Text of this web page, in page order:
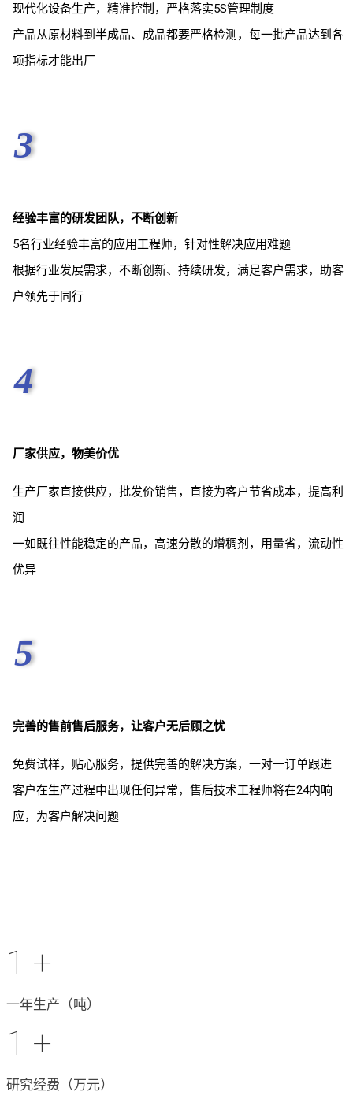
现代化设备生产，精准控制，严格落实5S管理制度
产品从原材料到半成品、成品都要严格检测，每一批产品达到各
项指标才能出厂
3
经验丰富的研发团队，不断创新
5名行业经验丰富的应用工程师，针对性解决应用难题
根据行业发展需求，不断创新、持续研发，满足客户需求，助客
户领先于同行
4
厂家供应，物美价优
生产厂家直接供应，批发价销售，直接为客户节省成本，提高利
润
一如既往性能稳定的产品，高速分散的增稠剂，用量省，流动性
优异
5
完善的售前售后服务，让客户无后顾之忧
免费试样，贴心服务，提供完善的解决方案，一对一订单跟进
客户在生产过程中出现任何异常，售后技术工程师将在24内响
应，为客户解决问题
1 +
一年生产（吨）
1 +
研究经费（万元）